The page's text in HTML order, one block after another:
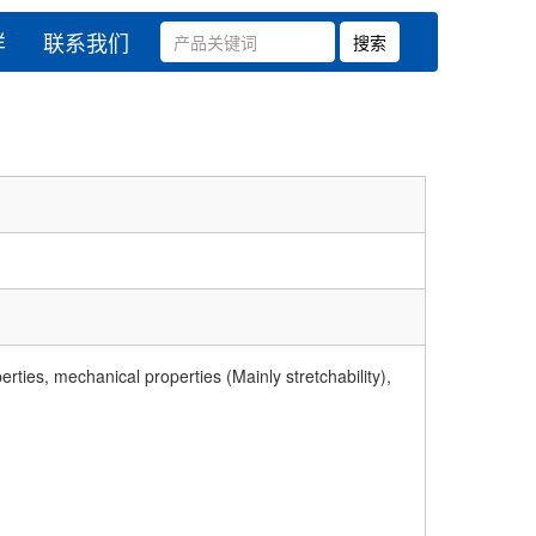
联系我们
mechanical properties (Mainly stretchability),